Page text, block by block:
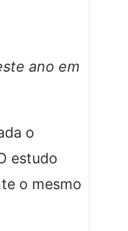
ano em
o
estudo
o mesmo